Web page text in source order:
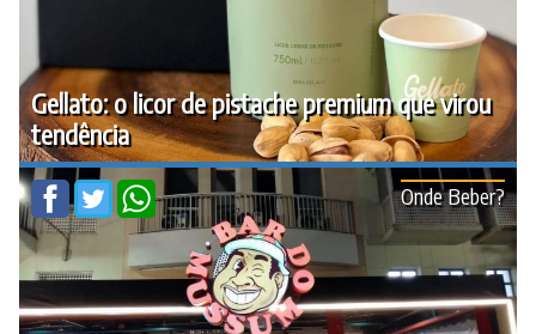
Gellato: o licor de pistache premium que virou
tendência
Onde Beber?